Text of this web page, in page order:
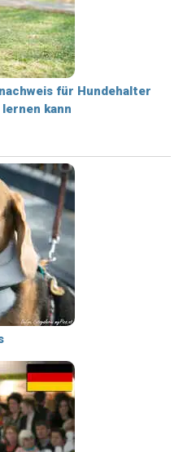
für Hundehalter
kann